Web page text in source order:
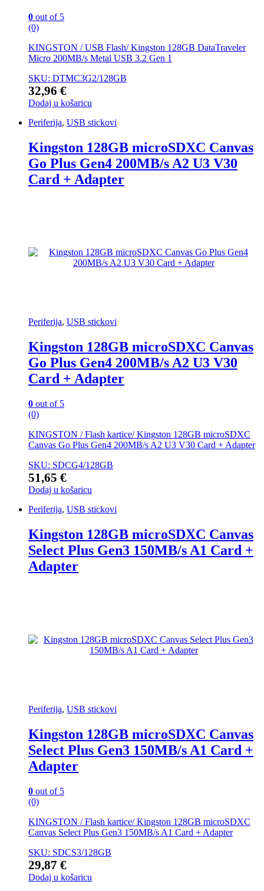
0 out of 5
(0)
KINGSTON / USB Flash/ Kingston 128GB DataTraveler
Micro 200MB/s Metal USB 3.2 Gen 1
SKU: DTMC3G2/128GB
32,96 €
Dodaj u košaricu
Periferija, USB stickovi
Kingston 128GB microSDXC Canvas
Go Plus Gen4 200MB/s A2 U3 V30
Card + Adapter
Periferija, USB stickovi
Kingston 128GB microSDXC Canvas
Go Plus Gen4 200MB/s A2 U3 V30
Card + Adapter
0 out of 5
(0)
KINGSTON / Flash kartice/ Kingston 128GB microSDXC
Canvas Go Plus Gen4 200MB/s A2 U3 V30 Card + Adapter
SKU: SDCG4/128GB
51,65 €
Dodaj u košaricu
Periferija, USB stickovi
Kingston 128GB microSDXC Canvas
Select Plus Gen3 150MB/s A1 Card +
Adapter
Periferija, USB stickovi
Kingston 128GB microSDXC Canvas
Select Plus Gen3 150MB/s A1 Card +
Adapter
0 out of 5
(0)
KINGSTON / Flash kartice/ Kingston 128GB microSDXC
Canvas Select Plus Gen3 150MB/s A1 Card + Adapter
SKU: SDCS3/128GB
29,87 €
Dodaj u košaricu